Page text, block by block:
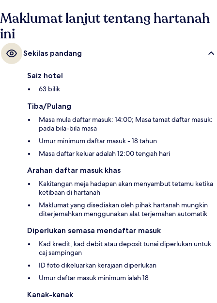
Maklumat lanjut tentang hartanah
ini
Sekilas pandang
Saiz hotel
63 bilik
Tiba/Pulang
Masa mula daftar masuk: 14:00; Masa tamat daftar masuk:
pada bila-bila masa
Umur minimum daftar masuk - 18 tahun
Masa daftar keluar adalah 12:00 tengah hari
Arahan daftar masuk khas
Kakitangan meja hadapan akan menyambut tetamu ketika
ketibaan di hartanah
Maklumat yang disediakan oleh pihak hartanah mungkin
diterjemahkan menggunakan alat terjemahan automatik
Diperlukan semasa mendaftar masuk
Kad kredit, kad debit atau deposit tunai diperlukan untuk
caj sampingan
ID foto dikeluarkan kerajaan diperlukan
Umur daftar masuk minimum ialah 18
Kanak-kanak